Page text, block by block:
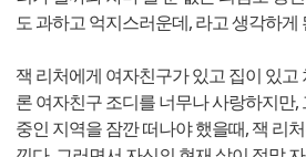
도 과하고 억지스러운데, 라고 생각하게
잭 리처에게 여자친구가 있고 집이 있고
론 여자친구 조디를 너무나 사랑하지만
중인 지역을 잠깐 떠나야 했을때, 잭 리